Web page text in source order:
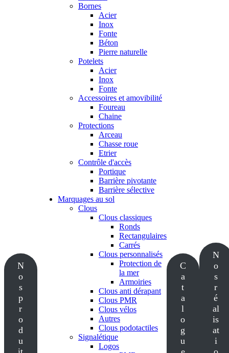
N
o
s
p
r
o
d
u
Bornes
Acier
Inox
Fonte
Béton
Pierre naturelle
Potelets
Acier
Inox
Fonte
Accessoires et amovibilité
Foureau
Chaine
Protections
Arceau
Chasse roue
Etrier
Contrôle d'accès
Portique
Barrière pivotante
Barrière sélective
Marquages au sol
Clous
Clous classiques
Ronds
Rectangulaires
Carrés
Clous personnalisés
Protection de
la mer
Armoiries
Clous anti dérapant
Clous PMR
Clous vélos
Autres
Clous podotactiles
Signalétique
Logos
C
a
t
a
l
o
g
u
N
o
s
r
é
al
is
at
i